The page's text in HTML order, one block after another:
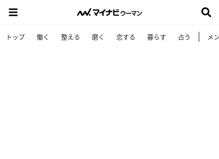
トップ 働く 整える 磨く 恋する 暮らす 占う メ